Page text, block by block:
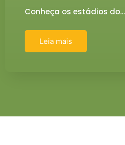
Conheça os estádios do…
Leia mais